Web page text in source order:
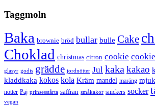
Taggmoln
Baka brownie bröd bullar bulle Cake
Choklad christmas citron cookie
glasyr godis grädde jordnötter Jul kaka kakao
kladdkaka kokos kola Kräm mandel maräng
nötter Paj prinsesstårta saffran småkakor snickers socker
vegan